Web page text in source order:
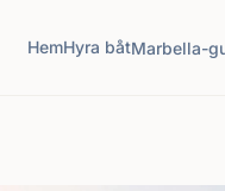
HemHyra båtMarbella-